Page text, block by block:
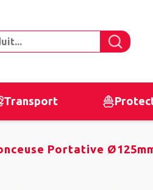
Transport
Portative